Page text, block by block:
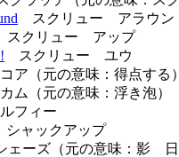
スクリュー アラウン
スクリュー アップ
スクリュー ユウ
ア（元の意味：得点する）
ム（元の意味：浮き泡）
フィー
シャックアップ
ーズ（元の意味：影 日